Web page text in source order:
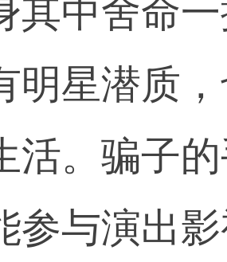
其中舍命
明星潜质
活。骗子
参与演出